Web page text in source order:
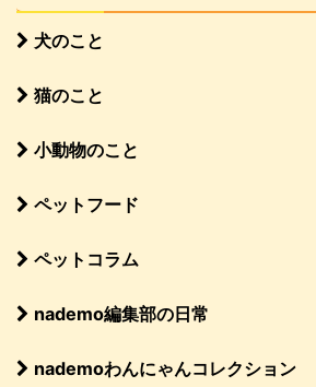
犬のこと
猫のこと
小動物のこと
ペットフード
ペットコラム
nademo編集部の日常
nademoわんにゃんコレクション